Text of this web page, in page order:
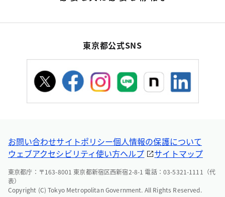
東京都公式SNS
お問い合わせサイトポリシー個人情報の保護について
ウェブアクセシビリティ使い方ヘルプ サイトマップ
東京都庁：〒163-8001 東京都新宿区西新宿2-8-1 電話：03-5321-1111（代
表）
Copyright (C) Tokyo Metropolitan Government. All Rights Reserved.